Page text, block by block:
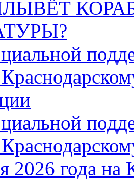
2026 года на